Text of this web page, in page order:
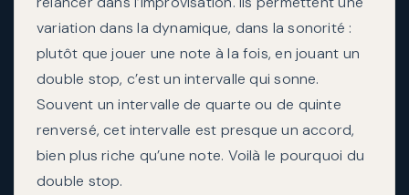
variation dans la dynamique, dans la sonorité :
plutôt que jouer une note à la fois, en jouant un
double stop, c’est un intervalle qui sonne.
Souvent un intervalle de quarte ou de quinte
renversé, cet intervalle est presque un accord,
bien plus riche qu’une note. Voilà le pourquoi du
double stop.